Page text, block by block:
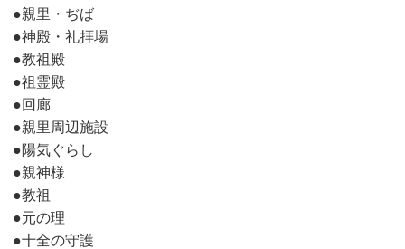
●親里・ぢば
●神殿・礼拝場
●教祖殿
●祖霊殿
●回廊
●親里周辺施設
●陽気ぐらし
●親神様
●教祖
●元の理
●十全の守護